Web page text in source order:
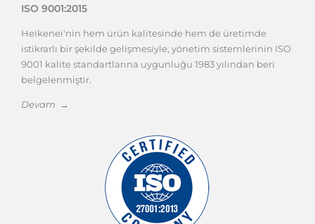
ISO 9001:2015
Heikenei'nin hem ürün kalitesinde hem de üretimde
istikrarlı bir şekilde gelişmesiyle, yönetim sistemlerinin ISO
9001 kalite standartlarına uygunluğu 1983 yılından beri
belgelenmiştir.
Devam →